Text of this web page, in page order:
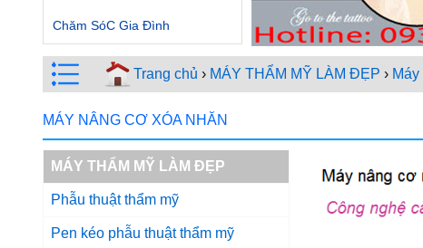
Chăm SóC Gia Đình
Trang chủ › MÁY THẨM MỸ LÀM ĐẸP ›
MÁY NÂNG CƠ XÓA NHĂN
MÁY THẨM MỸ LÀM ĐẸP
Phẫu thuật thẩm mỹ
Pen kéo phẫu thuật thẩm mỹ